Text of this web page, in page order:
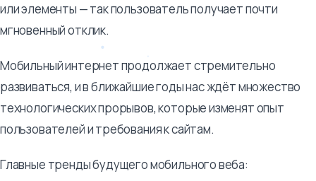
или элементы — так пользователь получает почти
мгновенный отклик.
Мобильный интернет продолжает стремительно
развиваться, и в ближайшие годы нас ждёт множество
технологических прорывов, которые изменят опыт
пользователей и требования к сайтам.
Главные тренды будущего мобильного веба: